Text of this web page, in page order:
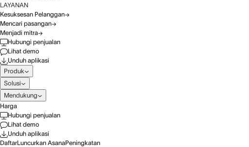
LAYANAN
Kesuksesan Pelanggan
Mencari pasangan
Menjadi mitra
Hubungi penjualan
Lihat demo
Unduh aplikasi
Produk
Solusi
Mendukung
Harga
Hubungi penjualan
Lihat demo
Unduh aplikasi
DaftarLuncurkan AsanaPeningkatan